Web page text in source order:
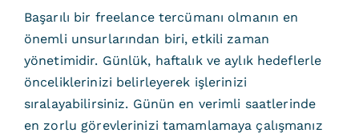
Başarılı bir freelance tercümanı olmanın en
önemli unsurlarından biri, etkili zaman
yönetimidir. Günlük, haftalık ve aylık hedeflerle
önceliklerinizi belirleyerek işlerinizi
sıralayabilirsiniz. Günün en verimli saatlerinde
en zorlu görevlerinizi tamamlamaya çalışmanız